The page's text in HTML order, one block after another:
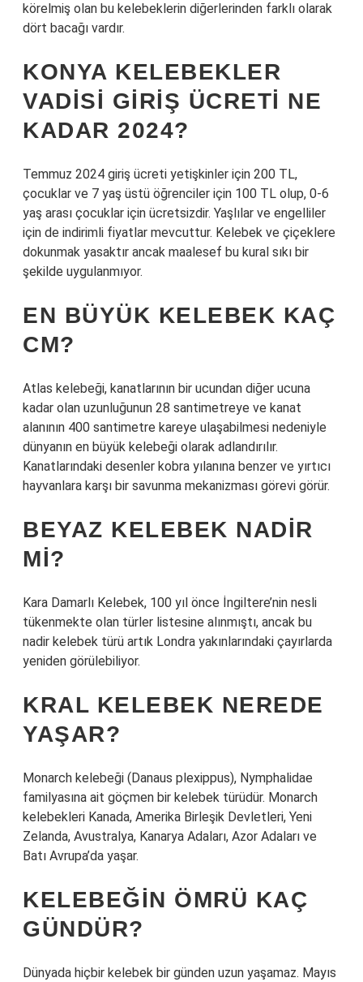
körelmiş olan bu kelebeklerin diğerlerinden farklı olarak
dört bacağı vardır.
KONYA KELEBEKLER
VADISI GIRIŞ ÜCRETI NE
KADAR 2024?
Temmuz 2024 giriş ücreti yetişkinler için 200 TL,
çocuklar ve 7 yaş üstü öğrenciler için 100 TL olup, 0-6
yaş arası çocuklar için ücretsizdir. Yaşlılar ve engelliler
için de indirimli fiyatlar mevcuttur. Kelebek ve çiçeklere
dokunmak yasaktır ancak maalesef bu kural sıkı bir
şekilde uygulanmıyor.
EN BÜYÜK KELEBEK KAÇ
CM?
Atlas kelebeği, kanatlarının bir ucundan diğer ucuna
kadar olan uzunluğunun 28 santimetreye ve kanat
alanının 400 santimetre kareye ulaşabilmesi nedeniyle
dünyanın en büyük kelebeği olarak adlandırılır.
Kanatlarındaki desenler kobra yılanına benzer ve yırtıcı
hayvanlara karşı bir savunma mekanizması görevi görür.
BEYAZ KELEBEK NADIR
MI?
Kara Damarlı Kelebek, 100 yıl önce İngiltere’nin nesli
tükenmekte olan türler listesine alınmıştı, ancak bu
nadir kelebek türü artık Londra yakınlarındaki çayırlarda
yeniden görülebiliyor.
KRAL KELEBEK NEREDE
YAŞAR?
Monarch kelebeği (Danaus plexippus), Nymphalidae
familyasına ait göçmen bir kelebek türüdür. Monarch
kelebekleri Kanada, Amerika Birleşik Devletleri, Yeni
Zelanda, Avustralya, Kanarya Adaları, Azor Adaları ve
Batı Avrupa’da yaşar.
KELEBEĞIN ÖMRÜ KAÇ
GÜNDÜR?
Dünyada hiçbir kelebek bir günden uzun yaşamaz. Mayıs